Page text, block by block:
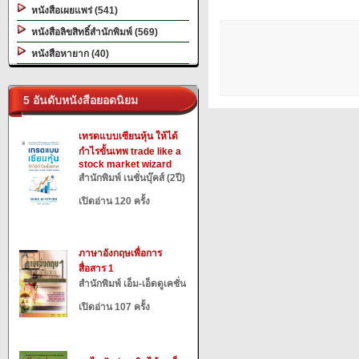
หนังสือเผยแพร่ (541)
หนังสือลิขสิทธิ์สำนักพิมพ์ (569)
หนังสือหายาก (40)
5 อันดับหนังสือยอดนิยม
เทรดแบบเซียนหุ้น ให้ได้
กำไรขั้นเทพ trade like a
stock market wizard
สำนักพิมพ์ เนชั่นบุ๊คส์ (2ปี)
เปิดอ่าน 120 ครั้ง
ภาษาอังกฤษเพื่อการ
สื่อสาร 1
สำนักพิมพ์ เอ็ม-เอ็ดดูเคชั่น
เปิดอ่าน 107 ครั้ง